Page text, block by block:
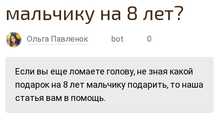
мальчику на 8 лет?
Ольга Павленок bot 0
Если вы еще ломаете голову, не зная какой
подарок на 8 лет мальчику подарить, то наша
статья вам в помощь.